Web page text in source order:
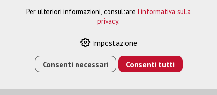
PER EB-6XXWI/UI
Per ulteriori informazioni, consultare l'informativa sulla
privacy.
Impostazione
Consenti necessari Consenti tutti